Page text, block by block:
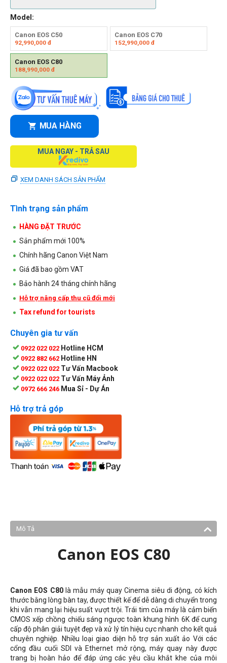
Model:
Canon EOS C50
92,990,000 đ
Canon EOS C70
152,990,000đ
Canon EOS C80
188,990,000 đ
MUA HÀNG
MUA NGAY - TRẢ SAU
XEM DANH SÁCH SẢN PHẨM
Tình trạng sản phẩm
HÀNG ĐẶT TRƯỚC
Sản phẩm mới 100%
Chính hãng Canon Việt Nam
Giá đã bao gồm VAT
Bảo hành 24 tháng chính hãng
Hỗ trợ nâng cấp thu cũ đổi mới
Tax refund for tourists
Chuyên gia tư vấn
0922 022 022 Hotline HCM
0922 882 662 Hotline HN
0922 022 022 Tư Vấn Macbook
0922 022 022 Tư Vấn Máy Ảnh
0972 666 246 Mua Sỉ - Dự Án
Hỗ trợ trả góp
Mô Tả
Canon EOS C80
Canon EOS C80là mẫu máy quay Cinema siêu di động, có kích
thước bằng lòng bàn tay, được thiết kế để dễ dàng di chuyển trong
khi vẫn mang lại hiệu suất vượt trội. Trái tim của máy là cảm biến
CMOS xếp chồng chiếu sáng ngược toàn khung hình 6K để cung
cấp độ phân giải tuyệt đẹp và xử lý tín hiệu cực nhanh cho kết quả
chuyên nghiệp. Nhiều loại giao diện hỗ trợ sản xuất ảo Với các
cổng đầu cuối SDI và Ethernet mở rộng, máy quay này được
trang bị hoàn hảo để đáp ứng các yêu cầu khắt khe của môi